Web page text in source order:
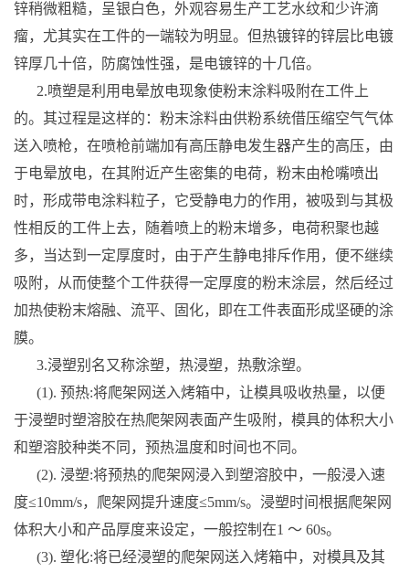
锌稍微粗糙，呈银白色，外观容易生产工艺水纹和少许滴
瘤，尤其实在工件的一端较为明显。但热镀锌的锌层比电镀
锌厚几十倍，防腐蚀性强，是电镀锌的十几倍。
2.喷塑是利用电晕放电现象使粉末涂料吸附在工件上
的。其过程是这样的：粉末涂料由供粉系统借压缩空气气体
送入喷枪，在喷枪前端加有高压静电发生器产生的高压，由
于电晕放电，在其附近产生密集的电荷，粉末由枪嘴喷出
时，形成带电涂料粒子，它受静电力的作用，被吸到与其极
性相反的工件上去，随着喷上的粉末增多，电荷积聚也越
多，当达到一定厚度时，由于产生静电排斥作用，便不继续
吸附，从而使整个工件获得一定厚度的粉末涂层，然后经过
加热使粉末熔融、流平、固化，即在工件表面形成坚硬的涂
膜。
3.浸塑别名又称涂塑，热浸塑，热敷涂塑。
(1). 预热:将爬架网送入烤箱中，让模具吸收热量，以便
于浸塑时塑溶胶在热爬架网表面产生吸附，模具的体积大小
和塑溶胶种类不同，预热温度和时间也不同。
(2). 浸塑:将预热的爬架网浸入到塑溶胶中，一般浸入速
度≤10mm/s，爬架网提升速度≤5mm/s。浸塑时间根据爬架网
体积大小和产品厚度来设定，一般控制在1 ～ 60s。
(3). 塑化:将已经浸塑的爬架网送入烤箱中，对模具及其